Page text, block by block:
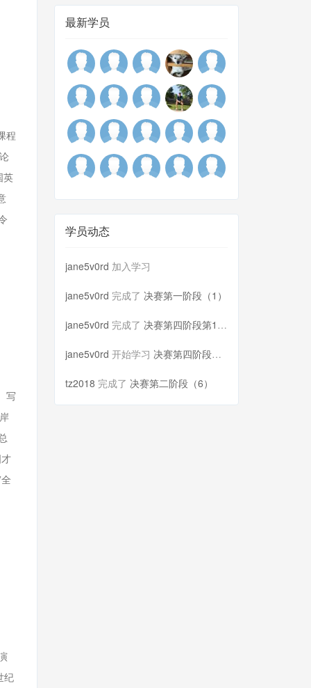
程
英
写
纪
最新学员
学员动态
jane5v0rd 加入学习
jane5v0rd 完成了 决赛第一阶段（1）
jane5v0rd 完成了 决赛第四阶段第1轮（3）
jane5v0rd 开始学习 决赛第四阶段第1轮（3）
tz2018 完成了 决赛第二阶段（6）